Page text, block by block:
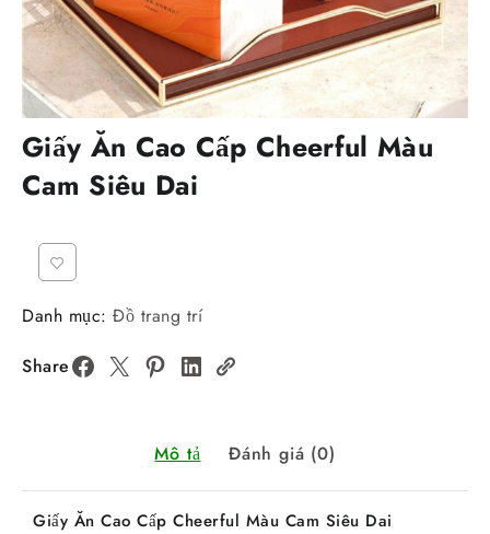
Giấy Ăn Cao Cấp Cheerful Màu
Cam Siêu Dai
Danh mục: Đồ trang trí
Share
Mô tả Đánh giá (0)
Giấy Ăn Cao Cấp Cheerful Màu Cam Siêu Dai